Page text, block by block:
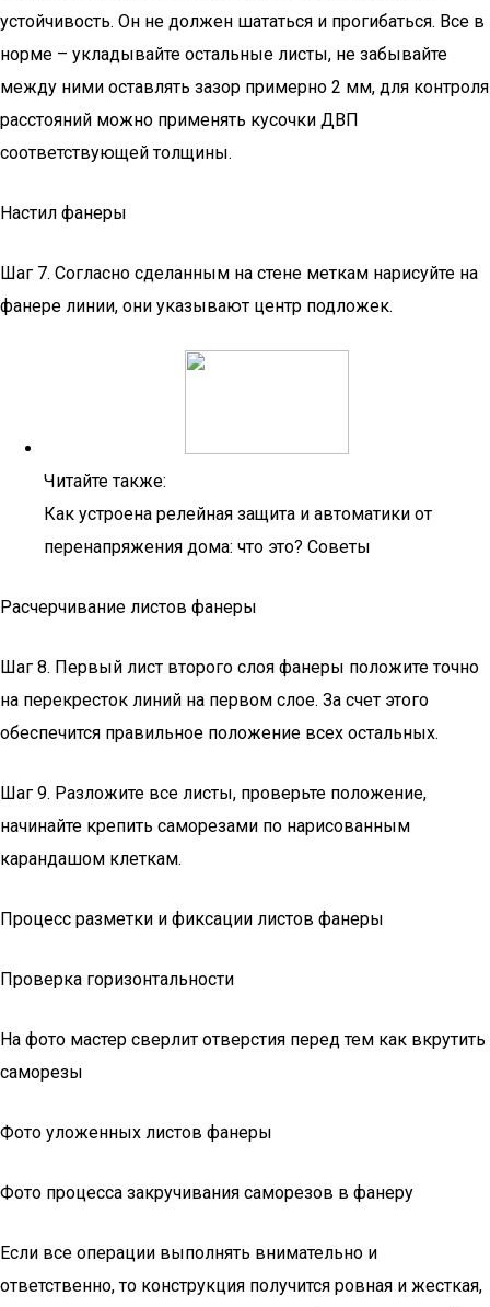
устойчивость. Он не должен шататься и прогибаться. Все в
норме – укладывайте остальные листы, не забывайте
между ними оставлять зазор примерно 2 мм, для контроля
расстояний можно применять кусочки ДВП
соответствующей толщины.
Настил фанеры
Шаг 7. Согласно сделанным на стене меткам нарисуйте на
фанере линии, они указывают центр подложек.
Читайте также:
Как устроена релейная защита и автоматики от
перенапряжения дома: что это? Советы
Расчерчивание листов фанеры
Шаг 8. Первый лист второго слоя фанеры положите точно
на перекресток линий на первом слое. За счет этого
обеспечится правильное положение всех остальных.
Шаг 9. Разложите все листы, проверьте положение,
начинайте крепить саморезами по нарисованным
карандашом клеткам.
Процесс разметки и фиксации листов фанеры
Проверка горизонтальности
На фото мастер сверлит отверстия перед тем как вкрутить
саморезы
Фото уложенных листов фанеры
Фото процесса закручивания саморезов в фанеру
Если все операции выполнять внимательно и
ответственно, то конструкция получится ровная и жесткая,